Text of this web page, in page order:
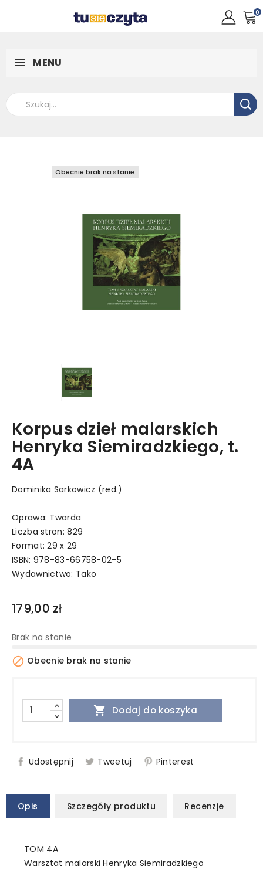
0
MENU
Obecnie brak na stanie
Obecnie brak na stanie
Korpus dzieł malarskich
Henryka Siemiradzkiego, t.
4A
Dominika Sarkowicz (red.)
Oprawa: Twarda
Liczba stron: 829
Format: 29 x 29
ISBN: 978-83-66758-02-5
Wydawnictwo: Tako
179,00 zł
Brak na stanie
 Obecnie brak na stanie
 Dodaj do koszyka
Udostępnij Tweetuj Pinterest
Opis Szczegóły produktu Recenzje
TOM 4A
Warsztat malarski Henryka Siemiradzkiego